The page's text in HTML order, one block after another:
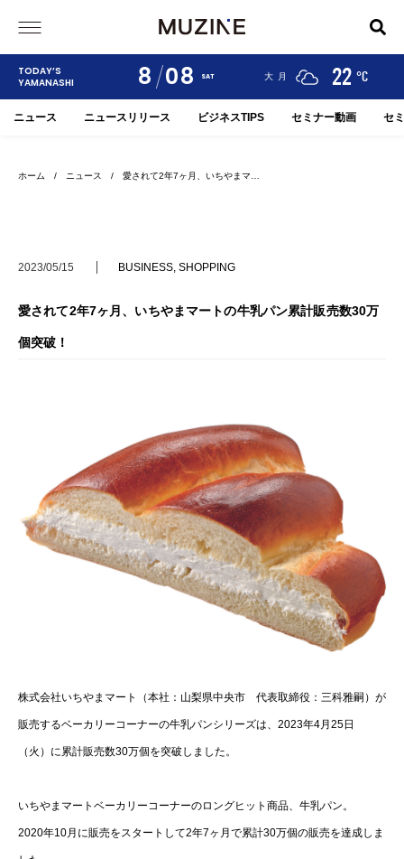
TODAY’S
YAMANASHI
8 08 SAT
甲府 河口湖 大月 22 °C
ニュース ニュースリリース ビジネスTIPS セミナー動画 セ
ホーム / ニュース / 愛されて2年7ヶ月、いちやまマ…
2023/05/15 BUSINESS, SHOPPING
愛されて2年7ヶ月、いちやまマートの牛乳パン累計販売数30万
個突破！
株式会社いちやまマート（本社：山梨県中央市 代表取締役：三科雅嗣）が
販売するベーカリーコーナーの牛乳パンシリーズは、2023年4月25日
（火）に累計販売数30万個を突破しました。
いちやまマートベーカリーコーナーのロングヒット商品、牛乳パン。
2020年10月に販売をスタートして2年7ヶ月で累計30万個の販売を達成しま